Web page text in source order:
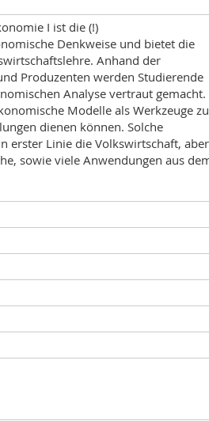
I ist die (!)
Denkweise und bietet die
Anhand der
Produzenten werden Studierende
Analyse vertraut gemacht.
Modelle als Werkzeuge
dienen können. Solche
erster Linie die Volkswirtschaft, aber
sowie viele Anwendungen aus